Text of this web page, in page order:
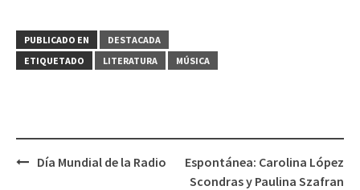
PUBLICADO EN
DESTACADA
ETIQUETADO
LITERATURA MÚSICA
Día Mundial de la Radio
Espontánea: Carolina López
Scondras y Paulina Szafran